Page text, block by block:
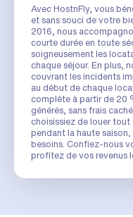
Avec HostnFly, vous
et sans souci de votre
2016, nous
courte durée en toute
soigneusement les
chaque séjour. En plus,
couvrant les incidents
au début de chaque
complète à partir de 20
générés, sans frais
choisissiez de louer tout
pendant la haute
besoins. Confiez-nous
profitez de vos revenus